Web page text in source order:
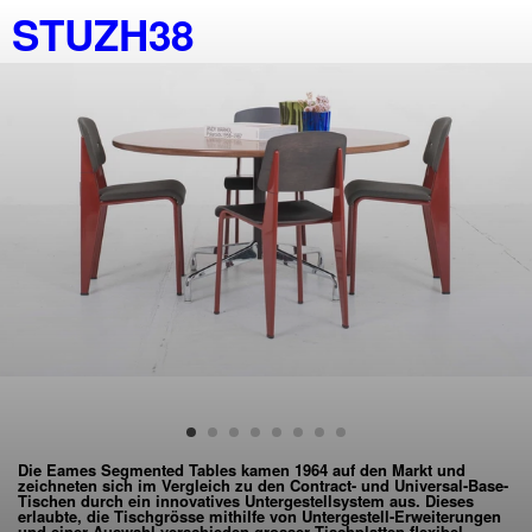
STUZH38
Die Eames Segmented Tables kamen 1964 auf den Markt und
zeichneten sich im Vergleich zu den Contract- und Universal-Base-
Tischen durch ein innovatives Untergestellsystem aus. Dieses
erlaubte, die Tischgrösse mithilfe von Untergestell-Erweiterungen